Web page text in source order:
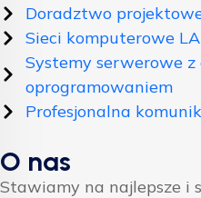
Doradztwo
Sieci komputerowe
Systemy serwerowe
oprogramowaniem
Profesjonalna
O nas
Stawiamy na najlepsze i